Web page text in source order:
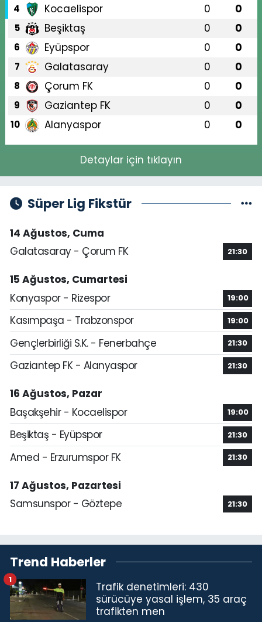
4 Kocaelispor 0 0
5 Beşiktaş 0 0
6 Eyüpspor 0 0
7 Galatasaray 0 0
8 Çorum FK 0 0
9 Gaziantep FK 0 0
10 Alanyaspor 0 0
Detaylar için tıklayın
Süper Lig Fikstür
14 Ağustos, Cuma
Galatasaray - Çorum FK
21:30
15 Ağustos, Cumartesi
Konyaspor - Rizespor
19:00
Kasımpaşa - Trabzonspor 19:00
Gençlerbirliği S.K. - Fenerbahçe 21:30
Gaziantep FK - Alanyaspor 21:30
16 Ağustos, Pazar
Başakşehir - Kocaelispor
19:00
Beşiktaş - Eyüpspor 21:30
Amed - Erzurumspor FK 21:30
17 Ağustos, Pazartesi
Samsunspor - Göztepe
21:30
Trend Haberler
Trafik denetimleri: 430
sürücüye yasal işlem, 35 araç
trafikten men
1